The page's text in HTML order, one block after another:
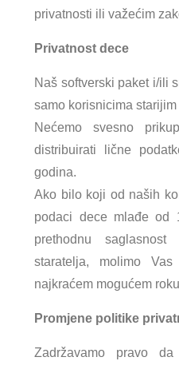
privatnosti ili važećim
Privatnost dece
Naš softverski paket i/ili
samo korisnicima
Nećemo svesno
distribuirati lične
godina.
Ako bilo koji od naših
podaci dece mlađe od
prethodnu
staratelja, molimo
najkraćem mogućem
Promjene politike
Zadržavamo pravo